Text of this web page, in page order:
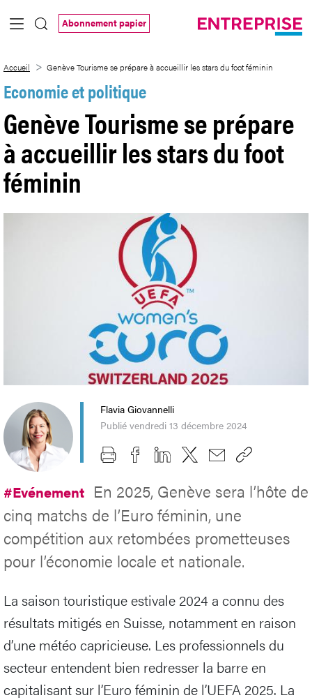
Saut au contenu principal
Abonnement papier
Accueil Genève Tourisme se prépare à accueillir les stars du foot féminin
Economie et politique
Genève Tourisme se prépare
à accueillir les stars du foot
féminin
Flavia Giovannelli
Publié vendredi 13 décembre 2024
#Evénement En 2025, Genève sera l’hôte de
cinq matchs de l’Euro féminin, une
compétition aux retombées prometteuses
pour l’économie locale et nationale.
La saison touristique estivale 2024 a connu des
résultats mitigés en Suisse, notamment en raison
d’une météo capricieuse. Les professionnels du
secteur entendent bien redresser la barre en
capitalisant sur l’Euro féminin de l’UEFA 2025. La